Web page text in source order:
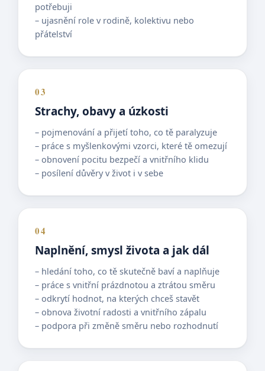
potřebuji
– ujasnění role v rodině, kolektivu nebo
přátelství
03
Strachy, obavy a úzkosti
– pojmenování a přijetí toho, co tě paralyzuje
– práce s myšlenkovými vzorci, které tě omezují
– obnovení pocitu bezpečí a vnitřního klidu
– posílení důvěry v život i v sebe
04
Naplnění, smysl života a jak dál
– hledání toho, co tě skutečně baví a naplňuje
– práce s vnitřní prázdnotou a ztrátou směru
– odkrytí hodnot, na kterých chceš stavět
– obnova životní radosti a vnitřního zápalu
– podpora při změně směru nebo rozhodnutí